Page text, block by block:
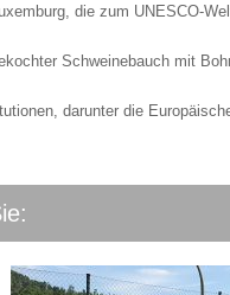
die zum UNESCO-
Schweinebauch mit
darunter die